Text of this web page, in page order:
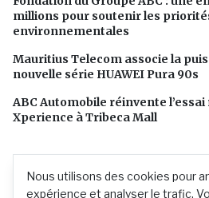
Nous utilisons des cookies pour
expérience et analyser le trafic.
millions pour soutenir les
environnementales
Mauritius Telecom associe la
nouvelle série HUAWEI Pura 90s
ABC Automobile réinvente
Xperience à Tribeca Mall